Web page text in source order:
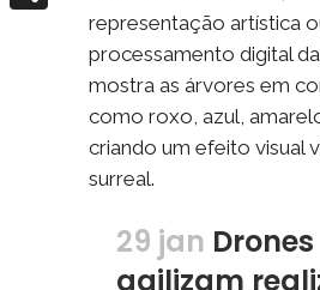
29 jan Drones
agilizam